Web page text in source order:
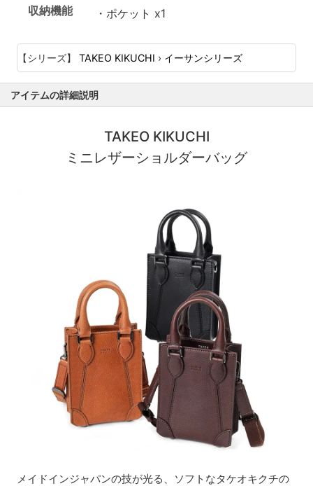
収納機能
・ポケット x1
【シリーズ】 TAKEO KIKUCHI › イーサンシリーズ
アイテムの詳細説明
TAKEO KIKUCHI
ミニレザーショルダーバッグ
メイドインジャパンの技が光る、ソフトなタケオキクチの